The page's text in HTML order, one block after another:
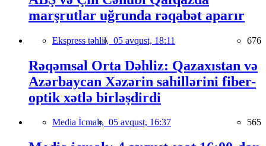
marşrutlar uğrunda rəqabət aparır
Ekspress təhlil, 05 avqust, 18:11 676
Rəqəmsal Orta Dəhliz: Qazaxıstan və
Azərbaycan Xəzərin sahillərini fiber-
optik xətlə birləşdirdi
Media İcmalı, 05 avqust, 16:37 565